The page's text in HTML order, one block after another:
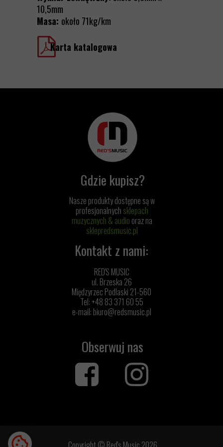
10,5mm
Masa: około 71kg/km
Karta katalogowa
Nasze produkty dostępne są w
profesjonalnych sklepach
muzycznych & audio oraz na
sklepredsmusic.pl
Obserwuj nas
Gdzie kupisz?
Kontakt z nami:
RED'S MUSIC
ul. Brzeska 26
Międzyrzec Podlaski 21-560
Tel: +48 83 371 60 55
e-mail: biuro@redsmusic.pl